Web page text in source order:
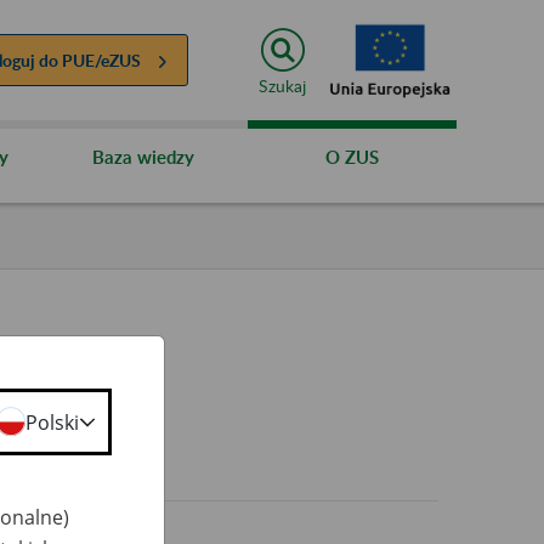
do PUE/eZUS
Szukaj
Baza wiedzy O ZUS
Polski